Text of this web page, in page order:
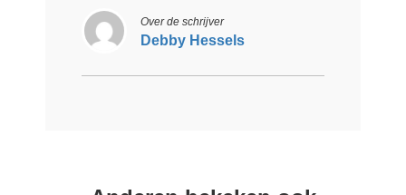
Over de schrijver
Debby Hessels